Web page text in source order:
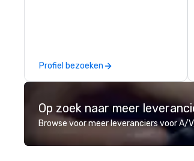
vetted international partner
network. We are committed to
delivering high-quality ground
transportation that meets the
standards of today’s corporate
travel and meetings programs—
prioritizing safety, punctuality,
Profiel bezoeken
Op zoek naar meer
Browse voor meer leveranciers voor